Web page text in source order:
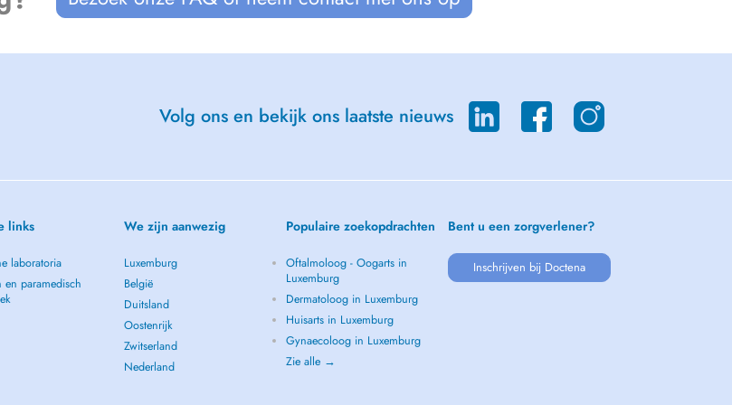
Volg ons en bekijk ons laatste nieuws
links
laboratoria
en paramedisch
We zijn aanwezig
Luxemburg
België
Duitsland
Oostenrijk
Zwitserland
Nederland
Populaire zoekopdrachten
Oftalmoloog - Oogarts in
Luxemburg
Dermatoloog in Luxemburg
Huisarts in Luxemburg
Gynaecoloog in Luxemburg
Zie alle →
Bent u een zorgverlener?
Inschrijven bij Doctena